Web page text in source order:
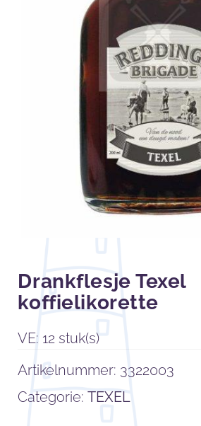
Drankflesje Texel
koffielikorette
VE: 12 stuk(s)
Artikelnummer: 3322003
Categorie:TEXEL